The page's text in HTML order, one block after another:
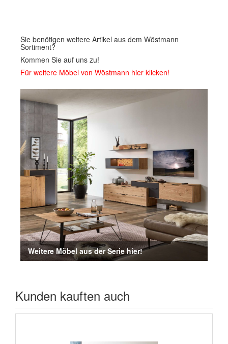
Sie benötigen weitere Artikel aus dem Wöstmann
Sortiment?
Kommen Sie auf uns zu!
Für weitere Möbel von Wöstmann hier klicken!
Weitere Möbel aus der Serie hier!
Kunden kauften auch